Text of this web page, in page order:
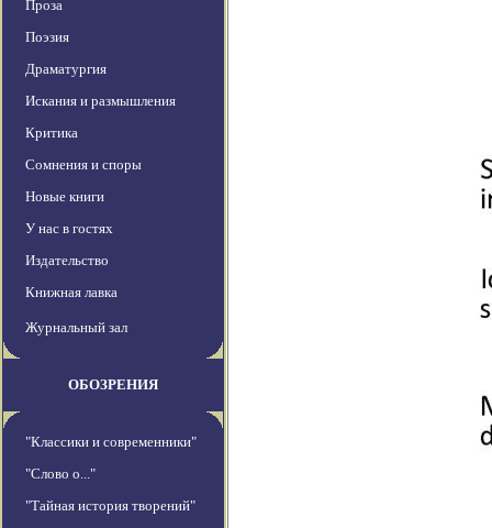
Проза
Поэзия
Драматургия
Искания и размышления
Критика
Сомнения и споры
Новые книги
У нас в гостях
Издательство
Книжная лавка
Журнальный зал
ОБОЗРЕНИЯ
"Классики и современники"
"Слово о..."
"Тайная история творений"